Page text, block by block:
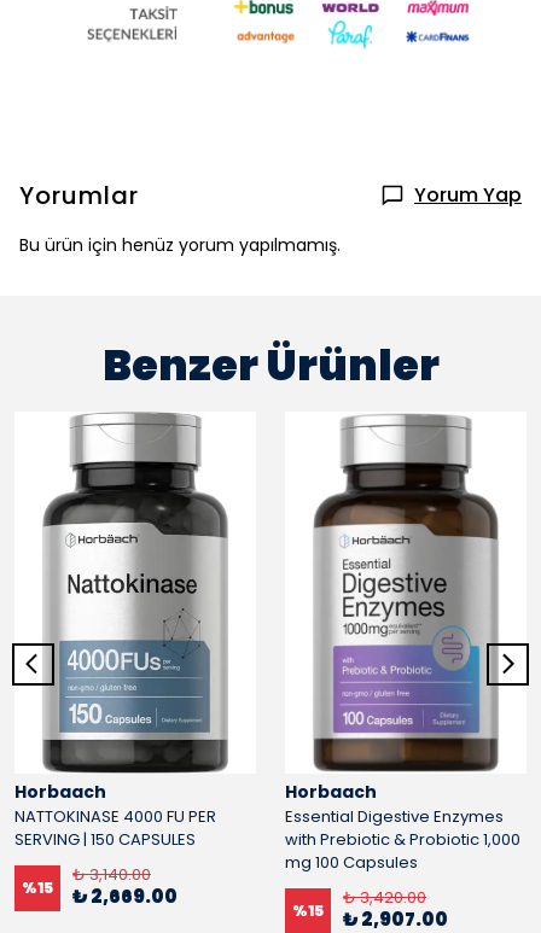
Yorumlar Yorum Yap
Bu ürün için henüz yorum yapılmamış.
Benzer Ürünler
Horbaach
NATTOKINASE 4000 FU PER
SERVING | 150 CAPSULES
%15
₺ 3,140.00
₺ 2,669.00
Horbaach
Essential Digestive Enzymes
with Prebiotic & Probiotic 1,000
mg 100 Capsules
%15
₺ 3,420.00
₺ 2,907.00